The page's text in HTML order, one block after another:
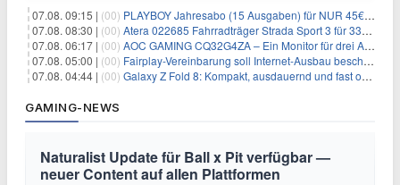
07.08. 09:15 | (00) PLAYBOY Jahresabo (15 Ausgaben) für NUR 45€ (statt 198€)
07.08. 08:30 | (00) Atera 022685 Fahrradträger Strada Sport 3 für 337,48€
07.08. 06:17 | (00) AOC GAMING CQ32G4ZA – Ein Monitor für drei Arten von Spielen
07.08. 05:00 | (00) Fairplay-Vereinbarung soll Internet-Ausbau beschleunigen
07.08. 04:44 | (00) Galaxy Z Fold 8: Kompakt, ausdauernd und fast ohne Falte
GAMING-NEWS
Naturalist Update für Ball x Pit verfügbar —
neuer Content auf allen Plattformen